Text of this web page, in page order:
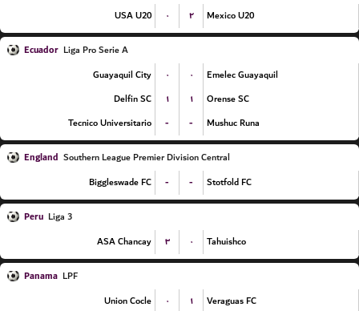
USA U20
۰ ۲ Mexico U20
Ecuador Liga Pro Serie A
Guayaquil City
۰ ۰
Emelec Guayaquil
Delfin SC
۱ ۱
Orense SC
Tecnico Universitario
- - Mushuc Runa
England Southern League Premier Division Central
Biggleswade FC
- - Stotfold FC
Peru Liga 3
ASA Chancay
۳ ۰ Tahuishco
Panama LPF
Union Cocle
۰ ۱
Veraguas FC